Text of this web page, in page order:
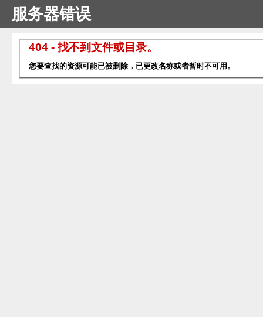
服务器错误
404 - 找不到文件或目录。
您要查找的资源可能已被删除，已更改名称或者暂时不可用。